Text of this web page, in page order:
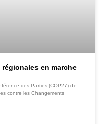
en marche
des Parties (COP27) de
contre les Changements